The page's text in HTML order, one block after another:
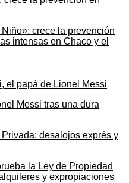
crece la prevención
intensas en Chaco y el
Messi tras una dura
la Ley de Propiedad
y expropiaciones